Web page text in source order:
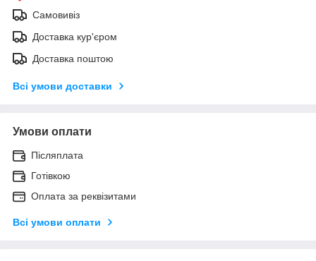
Самовивіз
Доставка кур'єром
Доставка поштою
Всі умови доставки
Умови оплати
Післяплата
Готівкою
Оплата за реквізитами
Всі умови оплати